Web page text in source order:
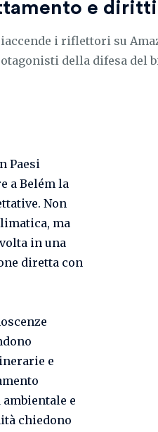
e
i riflettori su
della difesa del
Paesi
a Belém la
Non
ma
in una
diretta con
e
e
chiedono